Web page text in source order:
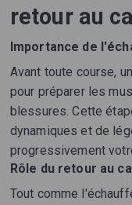
retour au
Importance de
Avant toute course,
pour préparer les
blessures. Cette
dynamiques et de
progressivement
Rôle du retour au
Tout comme